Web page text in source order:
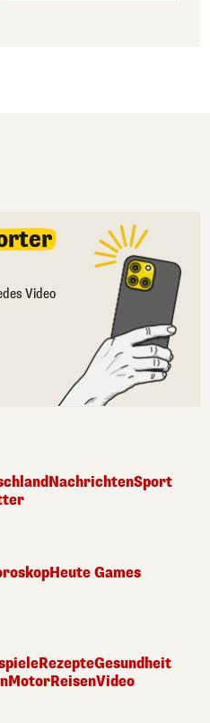
Video
NachrichtenSport
Heute Games
RezepteGesundheit
MotorReisenVideo